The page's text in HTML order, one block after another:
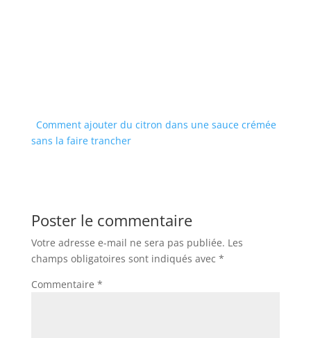
Comment ajouter du citron dans une sauce crémée
sans la faire trancher
Poster le commentaire
Votre adresse e-mail ne sera pas publiée. Les
champs obligatoires sont indiqués avec *
Commentaire *